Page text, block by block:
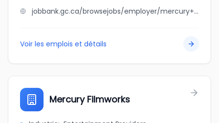
jobbank.gc.ca/browsejobs/employer/mercury+electric+ltd./ca
Voir les emplois et détails
Mercury Filmworks